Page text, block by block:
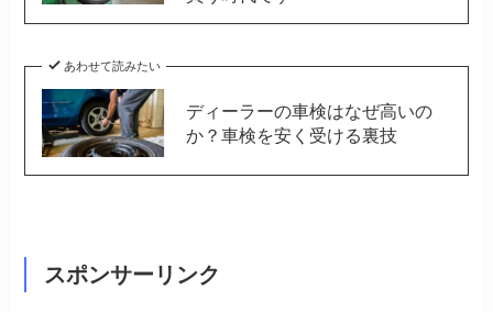
あわせて読みたい
ディーラーの車検はなぜ高いの
か？車検を安く受ける裏技
スポンサーリンク